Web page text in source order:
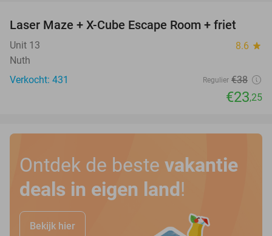
39%
Laser Maze + X-Cube Escape Room + friet
Unit 13 8.6 star
Nuth
Verkocht: 431
Regulier €38
€23,25
Ontdek de beste vakantie
deals in eigen land!
Bekijk hier